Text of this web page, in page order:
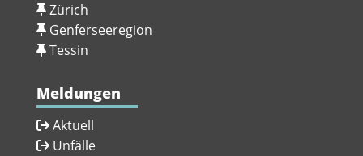
Zürich
Genferseeregion
Tessin
Meldungen
Aktuell
Unfälle